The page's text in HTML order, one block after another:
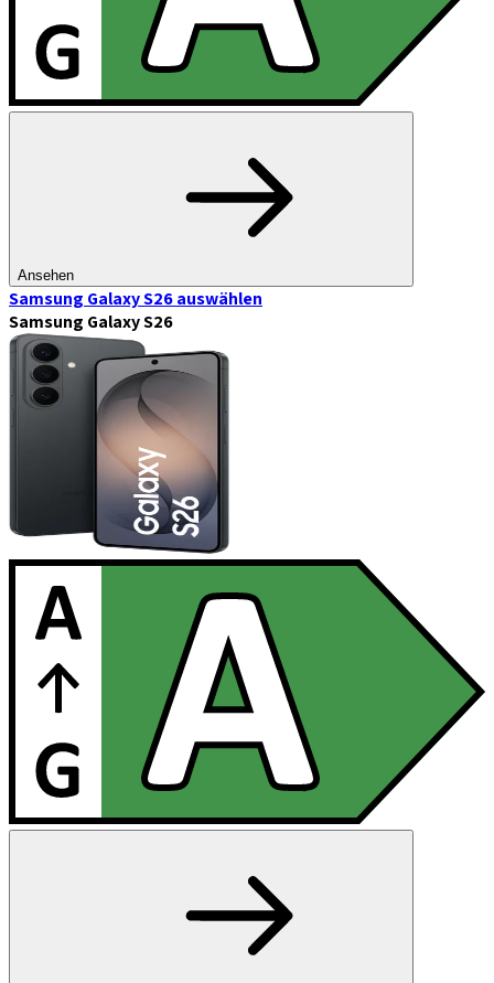
Ansehen
Samsung Galaxy S26auswählen
Samsung Galaxy S26